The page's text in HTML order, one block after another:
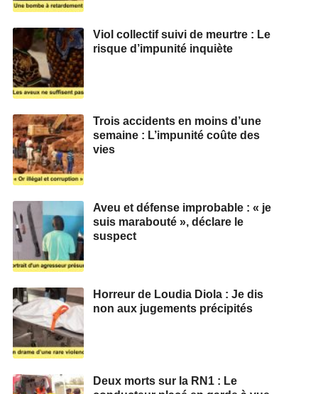
Viol collectif suivi de meurtre : Le
risque d’impunité inquiète
Trois accidents en moins d’une
semaine : L’impunité coûte des
vies
Aveu et défense improbable : « je
suis marabouté », déclare le
suspect
Horreur de Loudia Diola : Je dis
non aux jugements précipités
Deux morts sur la RN1 : Le